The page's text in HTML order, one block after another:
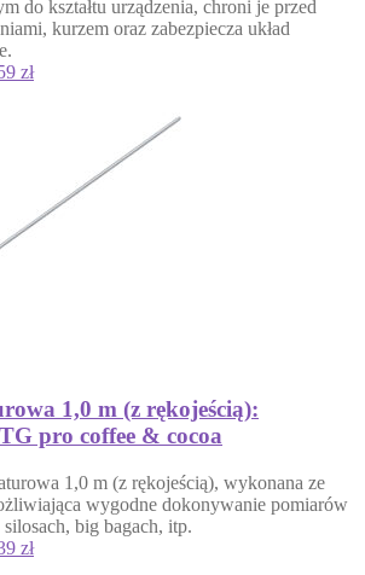
do kształtu urządzenia, chroni je przed
kurzem oraz zabezpiecza układ
zł
1,0 m (z rękojeścią):
pro coffee & cocoa
1,0 m (z rękojeścią), wykonana ze
wygodne dokonywanie pomiarów
big bagach, itp.
zł